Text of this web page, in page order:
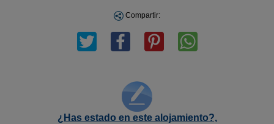
Compartir:
¿Has estado en este alojamiento?,